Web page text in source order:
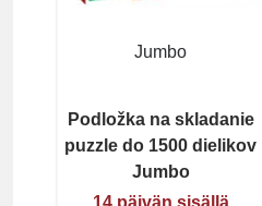
Jumbo
Podložka na skladanie
puzzle do 1500 dielikov
Jumbo
14 päivän sisällä